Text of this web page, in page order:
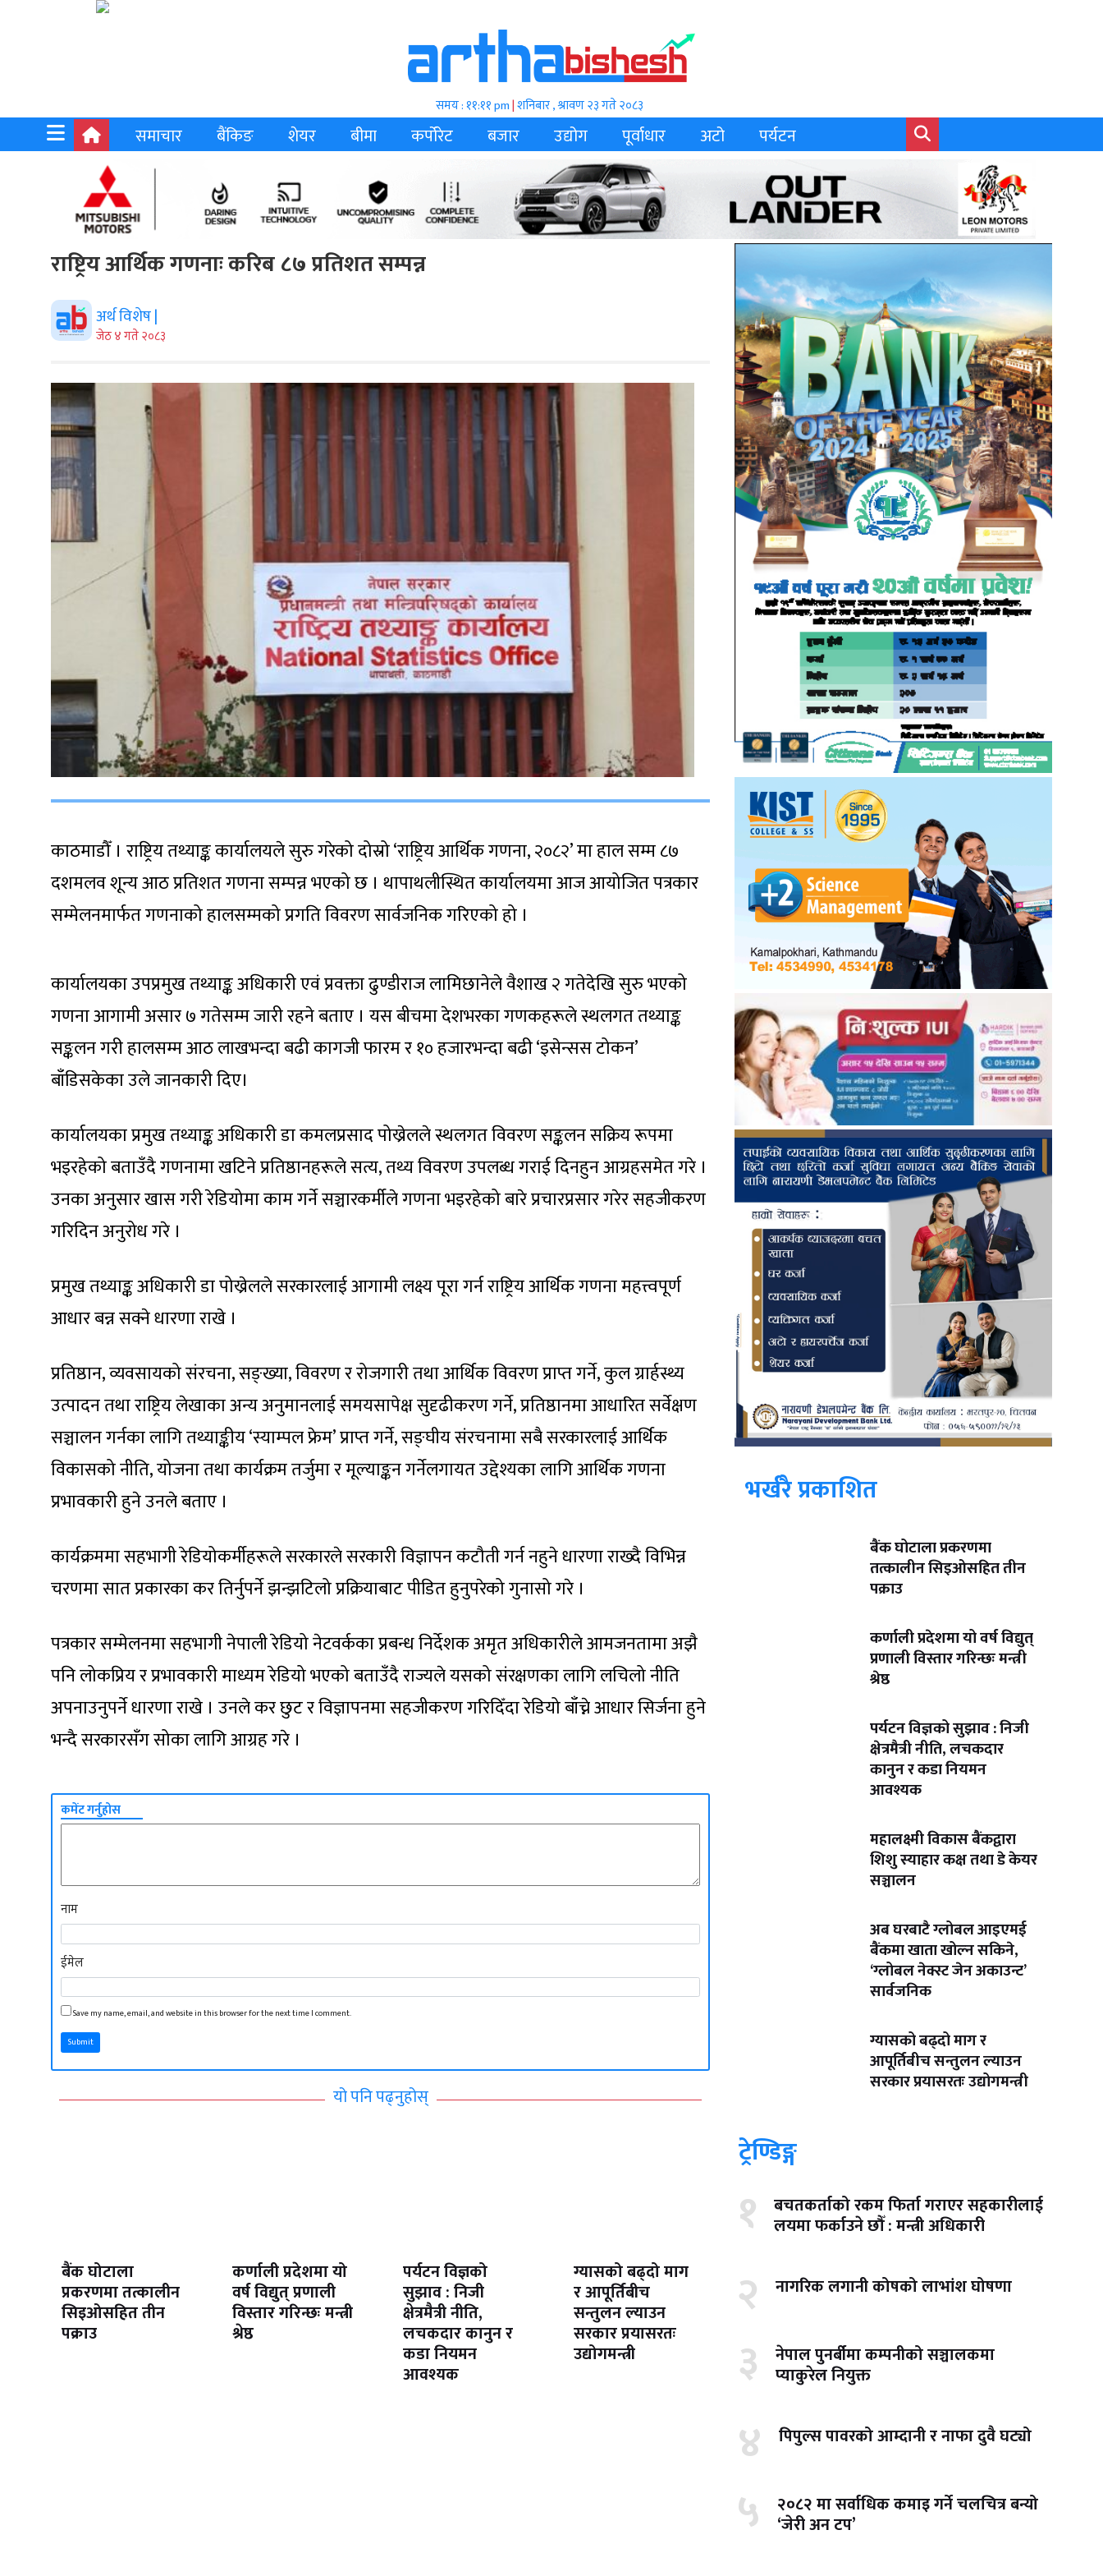
समय : ११:११ pm|शनिबार , श्रावण २३ गते २०८३
समाचार बैंकिङ शेयर बीमा कर्पोरेट बजार उद्योग पूर्वाधार अटो पर्यटन
राष्ट्रिय आर्थिक गणनाः करिब ८७ प्रतिशत सम्पन्न
अर्थ विशेष |
जेठ ४ गते २०८३
काठमाडौँ । राष्ट्रिय तथ्याङ्क कार्यालयले सुरु गरेको दोस्रो ‘राष्ट्रिय आर्थिक गणना, २०८२’ मा हाल सम्म ८७
दशमलव शून्य आठ प्रतिशत गणना सम्पन्न भएको छ । थापाथलीस्थित कार्यालयमा आज आयोजित पत्रकार
सम्मेलनमार्फत गणनाको हालसम्मको प्रगति विवरण सार्वजनिक गरिएको हो ।
कार्यालयका उपप्रमुख तथ्याङ्क अधिकारी एवं प्रवक्ता ढुण्डीराज लामिछानेले वैशाख २ गतेदेखि सुरु भएको
गणना आगामी असार ७ गतेसम्म जारी रहने बताए । यस बीचमा देशभरका गणकहरूले स्थलगत तथ्याङ्क
सङ्कलन गरी हालसम्म आठ लाखभन्दा बढी कागजी फारम र १० हजारभन्दा बढी ‘इसेन्सस टोकन’
बाँडिसकेका उले जानकारी दिए।
कार्यालयका प्रमुख तथ्याङ्क अधिकारी डा कमलप्रसाद पोख्रेलले स्थलगत विवरण सङ्कलन सक्रिय रूपमा
भइरहेको बताउँदै गणनामा खटिने प्रतिष्ठानहरूले सत्य, तथ्य विवरण उपलब्ध गराई दिनहुन आग्रहसमेत गरे ।
उनका अनुसार खास गरी रेडियोमा काम गर्ने सञ्चारकर्मीले गणना भइरहेको बारे प्रचारप्रसार गरेर सहजीकरण
गरिदिन अनुरोध गरे ।
प्रमुख तथ्याङ्क अधिकारी डा पोख्रेलले सरकारलाई आगामी लक्ष्य पूरा गर्न राष्ट्रिय आर्थिक गणना महत्त्वपूर्ण
आधार बन्न सक्ने धारणा राखे ।
प्रतिष्ठान, व्यवसायको संरचना, सङ्ख्या, विवरण र रोजगारी तथा आर्थिक विवरण प्राप्त गर्ने, कुल ग्रार्हस्थ्य
उत्पादन तथा राष्ट्रिय लेखाका अन्य अनुमानलाई समयसापेक्ष सुदृढीकरण गर्ने, प्रतिष्ठानमा आधारित सर्वेक्षण
सञ्चालन गर्नका लागि तथ्याङ्कीय ‘स्याम्पल फ्रेम’ प्राप्त गर्ने, सङ्घीय संरचनामा सबै सरकारलाई आर्थिक
विकासको नीति, योजना तथा कार्यक्रम तर्जुमा र मूल्याङ्कन गर्नेलगायत उद्देश्यका लागि आर्थिक गणना
प्रभावकारी हुने उनले बताए ।
कार्यक्रममा सहभागी रेडियोकर्मीहरूले सरकारले सरकारी विज्ञापन कटौती गर्न नहुने धारणा राख्दै विभिन्न
चरणमा सात प्रकारका कर तिर्नुपर्ने झन्झटिलो प्रक्रियाबाट पीडित हुनुपरेको गुनासो गरे ।
पत्रकार सम्मेलनमा सहभागी नेपाली रेडियो नेटवर्कका प्रबन्ध निर्देशक अमृत अधिकारीले आमजनतामा अझै
पनि लोकप्रिय र प्रभावकारी माध्यम रेडियो भएको बताउँदै राज्यले यसको संरक्षणका लागि लचिलो नीति
अपनाउनुपर्ने धारणा राखे । उनले कर छुट र विज्ञापनमा सहजीकरण गरिदिँदा रेडियो बाँच्ने आधार सिर्जना हुने
भन्दै सरकारसँग सोका लागि आग्रह गरे ।
कमेंट गर्नुहोस
नाम
ईमेल
Save my name, email, and website in this browser for the next time I comment.
Submit
यो पनि पढ्नुहोस्
बैंक घोटाला
प्रकरणमा तत्कालीन
सिइओसहित तीन
पक्राउ
कर्णाली प्रदेशमा यो
वर्ष विद्युत् प्रणाली
विस्तार गरिन्छः मन्त्री
श्रेष्ठ
पर्यटन विज्ञको
सुझाव : निजी
क्षेत्रमैत्री नीति,
लचकदार कानुन र
कडा नियमन
आवश्यक
ग्यासको बढ्दो माग
र आपूर्तिबीच
सन्तुलन ल्याउन
सरकार प्रयासरतः
उद्योगमन्त्री
भर्खरै प्रकाशित
बैंक घोटाला प्रकरणमा
तत्कालीन सिइओसहित तीन
पक्राउ
कर्णाली प्रदेशमा यो वर्ष विद्युत्
प्रणाली विस्तार गरिन्छः मन्त्री
श्रेष्ठ
पर्यटन विज्ञको सुझाव : निजी
क्षेत्रमैत्री नीति, लचकदार
कानुन र कडा नियमन
आवश्यक
महालक्ष्मी विकास बैंकद्वारा
शिशु स्याहार कक्ष तथा डे केयर
सञ्चालन
अब घरबाटै ग्लोबल आइएमई
बैंकमा खाता खोल्न सकिने,
‘ग्लोबल नेक्स्ट जेन अकाउन्ट’
सार्वजनिक
ग्यासको बढ्दो माग र
आपूर्तिबीच सन्तुलन ल्याउन
सरकार प्रयासरतः उद्योगमन्त्री
ट्रेण्डिङ्ग
१ बचतकर्ताको रकम फिर्ता गराएर सहकारीलाई
लयमा फर्काउने छौँ : मन्त्री अधिकारी
२ नागरिक लगानी कोषको लाभांश घोषणा
३ नेपाल पुनर्बीमा कम्पनीको सञ्चालकमा
प्याकुरेल नियुक्त
४ पिपुल्स पावरको आम्दानी र नाफा दुवै घट्यो
५ २०८२ मा सर्वाधिक कमाइ गर्ने चलचित्र बन्यो
‘जेरी अन टप’